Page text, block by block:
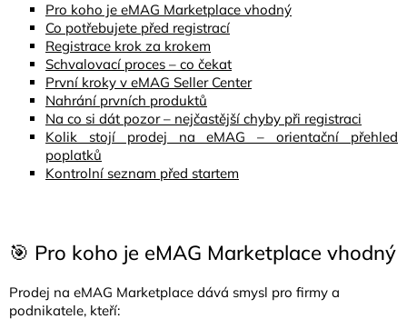
Pro koho je eMAG Marketplace vhodný
Co potřebujete před registrací
Registrace krok za krokem
Schvalovací proces – co čekat
První kroky v eMAG Seller Center
Nahrání prvních produktů
Na co si dát pozor – nejčastější chyby při registraci
Kolik stojí prodej na eMAG – orientační přehled
poplatků
Kontrolní seznam před startem
🎯 Pro koho je eMAG Marketplace vhodný
Prodej na eMAG Marketplace dává smysl pro firmy a
podnikatele, kteří: